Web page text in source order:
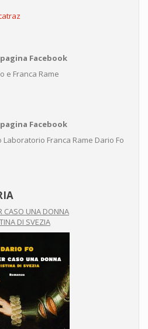
Facebook
e Franca Rame
Facebook
Franca Rame Dario Fo
CASO UNA DONNA
DI SVEZIA